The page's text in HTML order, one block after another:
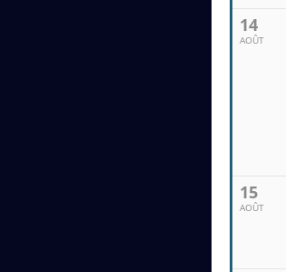
14
AOÛT
15
AOÛT